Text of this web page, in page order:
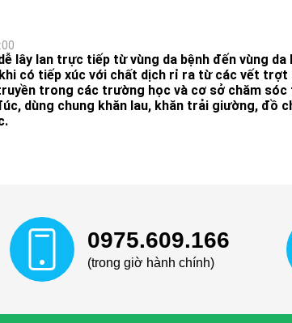
lây lan trực tiếp từ vùng da bệnh đến vùng da
có tiếp xúc với chất dịch rỉ ra từ các vết trợt
trong các trường học và cơ sở chăm sóc
dùng chung khăn lau, khăn trải giường, đồ
0975.609.166
(trong giờ hành chính)